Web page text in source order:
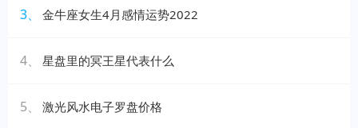
3、 金牛座女生4月感情运势2022
4、 星盘里的冥王星代表什么
5、 激光风水电子罗盘价格